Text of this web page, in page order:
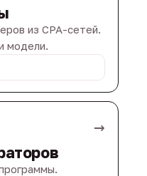
из CPA-сетей.
модели.
→